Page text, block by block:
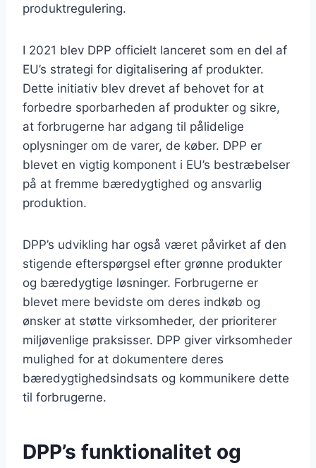
produktregulering.
I 2021 blev DPP officielt lanceret som en del af
EU’s strategi for digitalisering af produkter.
Dette initiativ blev drevet af behovet for at
forbedre sporbarheden af produkter og sikre,
at forbrugerne har adgang til pålidelige
oplysninger om de varer, de køber. DPP er
blevet en vigtig komponent i EU’s bestræbelser
på at fremme bæredygtighed og ansvarlig
produktion.
DPP’s udvikling har også været påvirket af den
stigende efterspørgsel efter grønne produkter
og bæredygtige løsninger. Forbrugerne er
blevet mere bevidste om deres indkøb og
ønsker at støtte virksomheder, der prioriterer
miljøvenlige praksisser. DPP giver virksomheder
mulighed for at dokumentere deres
bæredygtighedsindsats og kommunikere dette
til forbrugerne.
DPP’s funktionalitet og